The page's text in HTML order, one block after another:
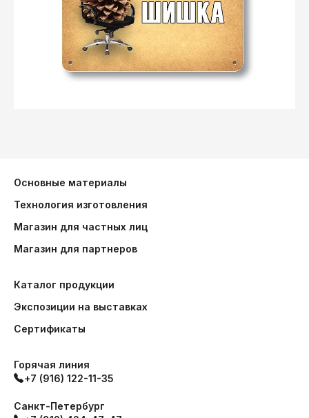
Основные материалы
Технология изготовления
Магазин для частных лиц
Магазин для партнеров
Каталог продукции
Экспозиции на выставках
Сертификаты
Горячая линия
+7 (916) 122-11-35
Санкт-Петербург